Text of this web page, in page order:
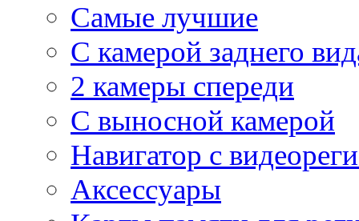
Самые лучшие
С камерой заднего
2 камеры спереди
С выносной камерой
Навигатор с
Аксессуары